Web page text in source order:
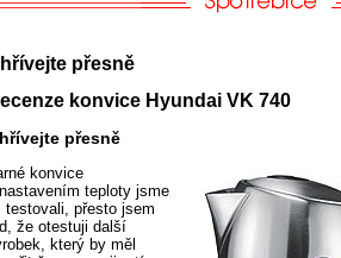
přesně
konvice Hyundai VK 740
přesně
konvice
teploty jsme
testovali, přesto jsem
že otestuji další
který by měl